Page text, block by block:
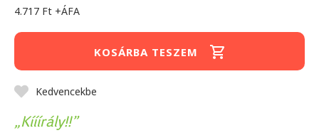
4.717 Ft +ÁFA
KOSÁRBA TESZEM
Kedvencekbe
Kííírály!!